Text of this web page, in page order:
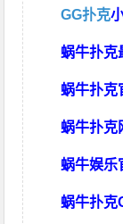
GG扑克
蜗牛扑克
蜗牛扑克
蜗牛扑克
蜗牛娱乐
蜗牛扑克